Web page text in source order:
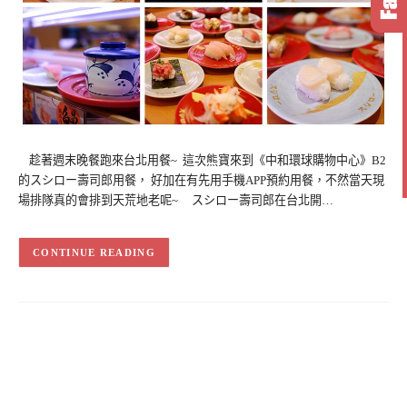
趁著週末晚餐跑來台北用餐~ 這次熊寶來到《中和環球購物中心》B2
的スシロー壽司郎用餐， 好加在有先用手機APP預約用餐，不然當天現
場排隊真的會排到天荒地老呢~ スシロー壽司郎在台北開…
CONTINUE READING